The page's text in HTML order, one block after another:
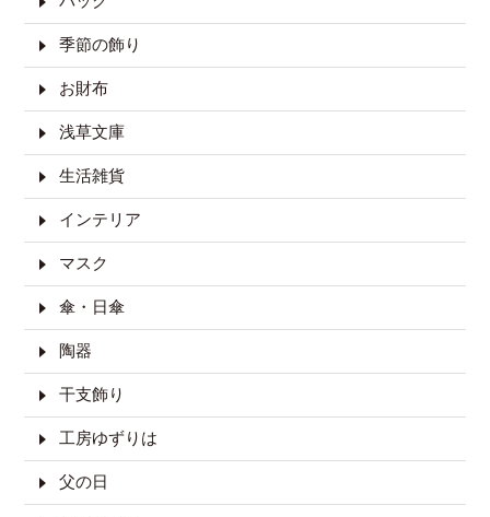
季節の飾り
お財布
浅草文庫
生活雑貨
インテリア
マスク
傘・日傘
陶器
干支飾り
工房ゆずりは
父の日